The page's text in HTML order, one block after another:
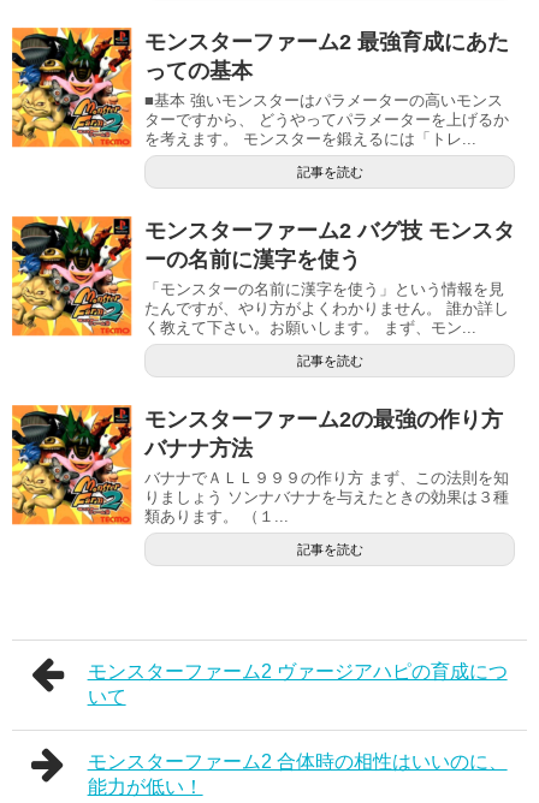
モンスターファーム2 最強育成にあた
っての基本
■基本 強いモンスターはパラメーターの高いモンス
ターですから、 どうやってパラメーターを上げるか
を考えます。 モンスターを鍛えるには「トレ...
記事を読む
モンスターファーム2 バグ技 モンスタ
ーの名前に漢字を使う
「モンスターの名前に漢字を使う」という情報を見
たんですが、やり方がよくわかりません。 誰か詳し
く教えて下さい。お願いします。 まず、モン...
記事を読む
モンスターファーム2の最強の作り方
バナナ方法
バナナでＡＬＬ９９９の作り方 まず、この法則を知
りましょう ソンナバナナを与えたときの効果は３種
類あります。 （１...
記事を読む
モンスターファーム2 ヴァージアハピの育成につ
いて
モンスターファーム2 合体時の相性はいいのに、
能力が低い！